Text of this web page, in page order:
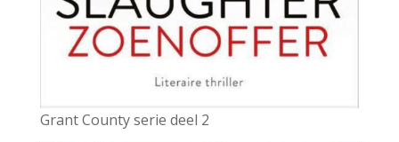
Grant County serie deel 2